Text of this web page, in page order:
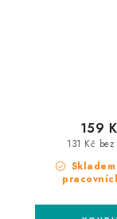
131 Kč bez
159